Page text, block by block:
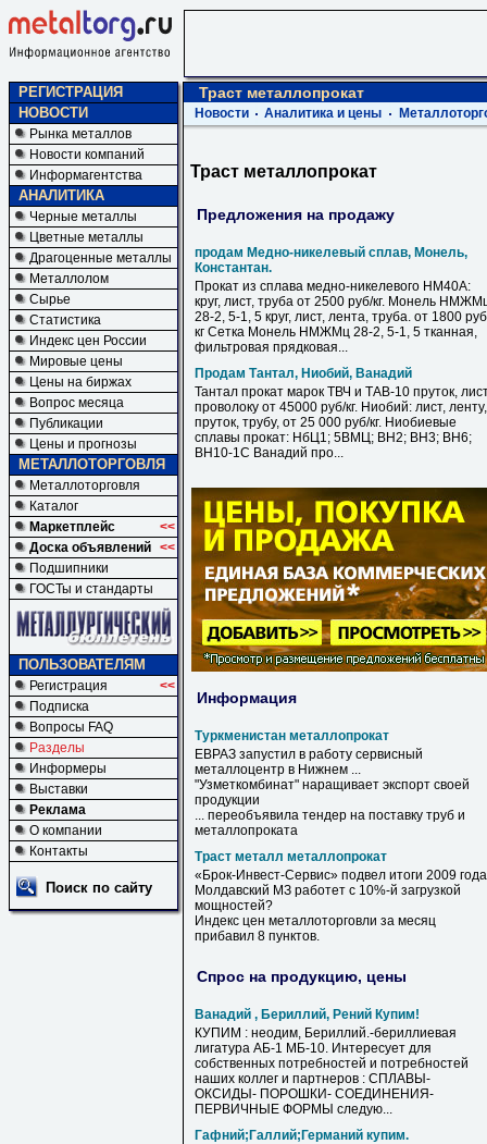
РЕГИСТРАЦИЯ
НОВОСТИ
Рынка металлов
Новости компаний
Информагентства
АНАЛИТИКА
Черные металлы
Цветные металлы
Драгоценные металлы
Металлолом
Сырье
Статистика
Индекс цен России
Мировые цены
Цены на биржах
Вопрос месяца
Публикации
Цены и прогнозы
МЕТАЛЛОТОРГОВЛЯ
Металлоторговля
Каталог
Маркетплейс
<<
Доска объявлений <<
Подшипники
ГОСТы и стандарты
ПОЛЬЗОВАТЕЛЯМ
Регистрация
<<
Подписка
Вопросы FAQ
Разделы
Информеры
Выставки
Реклама
О компании
Контакты
Поиск по сайту
Траст металлопрокат
Новости Аналитика и цены
Траст металлопрокат
Предложения на продажу
продам Медно-никелевый сплав, Монель,
Константан.
Прокат из сплава медно-никелевого НМ40А:
круг, лист, труба от 2500 руб/кг. Монель
28-2, 5-1, 5 круг, лист, лента, труба. от 1800
кг Сетка Монель НМЖМц 28-2, 5-1, 5 тканная,
фильтровая прядковая...
Продам Тантал, Ниобий, Ванадий
Тантал прокат марок ТВЧ и ТАВ-10 пруток,
проволоку от 45000 руб/кг. Ниобий: лист, ленту,
пруток, трубу, от 25 000 руб/кг. Ниобиевые
сплавы прокат: НбЦ1; 5ВМЦ; ВН2; ВН3; ВН6;
ВН10-1С Ванадий про...
Информация
Туркменистан металлопрокат
ЕВРАЗ запустил в работу сервисный
металлоцентр в Нижнем ...
"Узметкомбинат" наращивает экспорт своей
продукции
... переобъявила тендер на поставку труб и
металлопроката
Траст металл металлопрокат
«Брок-Инвест-Сервис» подвел итоги 2009 года
Молдавский МЗ работет с 10%-й загрузкой
мощностей?
Индекс цен металлоторговли за месяц
прибавил 8 пунктов.
Спрос на продукцию, цены
Ванадий , Бериллий, Рений Купим!
КУПИМ : неодим, Бериллий.-бериллиевая
лигатура АБ-1 МБ-10. Интересует для
собственных потребностей и потребностей
наших коллег и партнеров : СПЛАВЫ-
ОКСИДЫ- ПОРОШКИ- СОЕДИНЕНИЯ-
ПЕРВИЧНЫЕ ФОРМЫ следую...
Гафний;Галлий;Германий купим.